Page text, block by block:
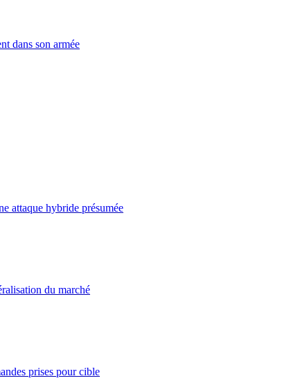
dans son armée
attaque hybride présumée
du marché
prises pour cible